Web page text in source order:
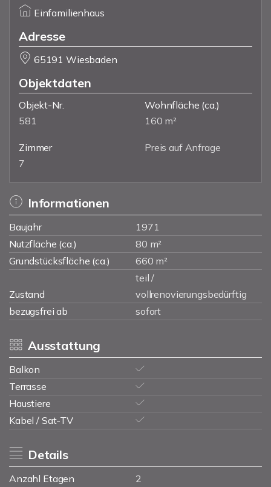
Einfamilienhaus
Adresse
65191 Wiesbaden
Objektdaten
Objekt-Nr.
581
Wohnfläche (ca.)
160 m²
Zimmer
7
Preis auf Anfrage
Informationen
Baujahr
1971
Nutzfläche (ca.)
80 m²
Grundstücksfläche (ca.)
660 m²
Zustand
teil /
vollrenovierungsbedürftig
bezugsfrei ab
sofort
Ausstattung
Balkon
Terrasse
Haustiere
Kabel / Sat-TV
Details
Anzahl Etagen
2